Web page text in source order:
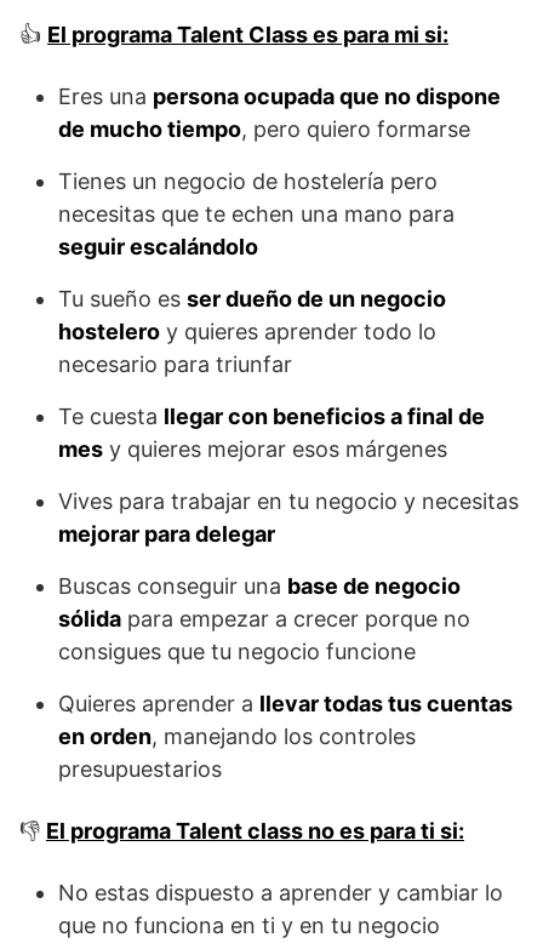
👍 El programa Talent Class es para mi si:
Eres una persona ocupada que no dispone
de mucho tiempo, pero quiero formarse
Tienes un negocio de hostelería pero
necesitas que te echen una mano para
seguir escalándolo
Tu sueño es ser dueño de un negocio
hostelero y quieres aprender todo lo
necesario para triunfar
Te cuesta llegar con beneficios a final de
mes y quieres mejorar esos márgenes
Vives para trabajar en tu negocio y necesitas
mejorar para delegar
Buscas conseguir una base de negocio
sólida para empezar a crecer porque no
consigues que tu negocio funcione
Quieres aprender a llevar todas tus cuentas
en orden, manejando los controles
presupuestarios
👎 El programa Talent class no es para ti si:
No estas dispuesto a aprender y cambiar lo
que no funciona en ti y en tu negocio